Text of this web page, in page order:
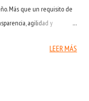
Más que un requisito de
agilidad y
automatizados que
la norma: es dar un paso
y empresas. Por eso, este
LEER MÁS